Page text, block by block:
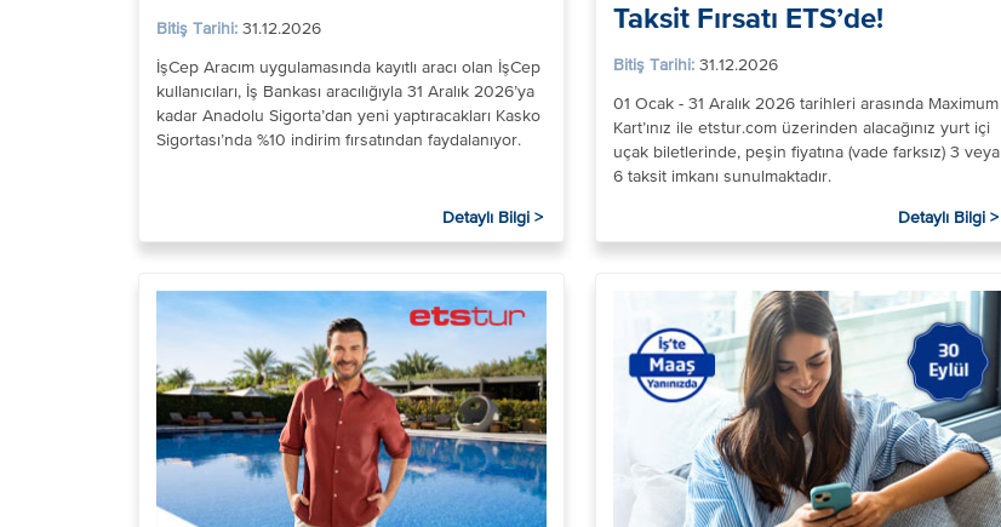
Bitiş Tarihi: 31.12.2026
İşCep Aracım uygulamasında kayıtlı aracı olan İşCep
kullanıcıları, İş Bankası aracılığıyla 31 Aralık 2026’ya
kadar Anadolu Sigorta’dan yeni yaptıracakları Kasko
Sigortası’nda %10 indirim fırsatından faydalanıyor.
Detaylı Bilgi >
Taksit Fırsatı ETS’de!
Bitiş Tarihi: 31.12.2026
01 Ocak - 31 Aralık 2026 tarihleri arasında Maximum
Kart’ınız ile etstur.com üzerinden alacağınız yurt içi
uçak biletlerinde, peşin fiyatına (vade farksız) 3 veya
6 taksit imkanı sunulmaktadır.
Detaylı Bilgi >